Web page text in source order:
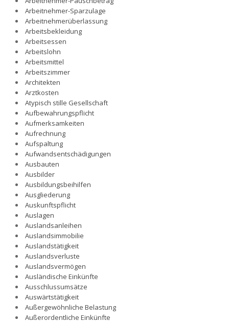
Arbeitnehmer-Sparzulage
Arbeitnehmerüberlassung
Arbeitsbekleidung
Arbeitsessen
Arbeitslohn
Arbeitsmittel
Arbeitszimmer
Architekten
Arztkosten
Atypisch stille Gesellschaft
Aufbewahrungspflicht
Aufmerksamkeiten
Aufrechnung
Aufspaltung
Aufwandsentschädigungen
Ausbauten
Ausbilder
Ausbildungsbeihilfen
Ausgliederung
Auskunftspflicht
Auslagen
Auslandsanleihen
Auslandsimmobilie
Auslandstätigkeit
Auslandsverluste
Auslandsvermögen
Ausländische Einkünfte
Ausschlussumsätze
Auswärtstätigkeit
Außergewöhnliche Belastung
Außerordentliche Einkünfte